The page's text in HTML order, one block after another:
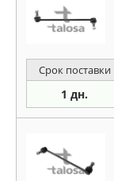
Срок поставки
1 дн.